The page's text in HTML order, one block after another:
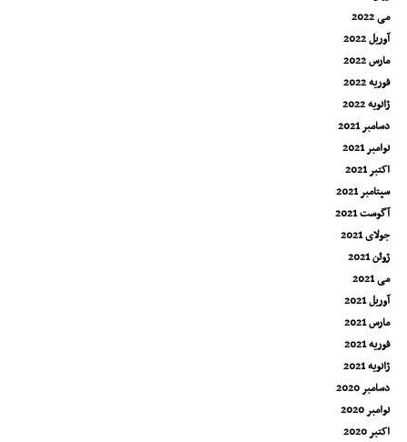
می 2022
آوریل 2022
مارس 2022
فوریه 2022
ژانویه 2022
دسامبر 2021
نوامبر 2021
اکتبر 2021
سپتامبر 2021
آگوست 2021
جولای 2021
ژوئن 2021
می 2021
آوریل 2021
مارس 2021
فوریه 2021
ژانویه 2021
دسامبر 2020
نوامبر 2020
اکتبر 2020